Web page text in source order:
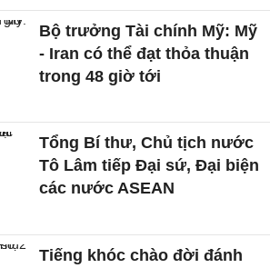
Bộ trưởng Tài chính Mỹ: Mỹ
- Iran có thể đạt thỏa thuận
trong 48 giờ tới
Tổng Bí thư, Chủ tịch nước
Tô Lâm tiếp Đại sứ, Đại biện
các nước ASEAN
Tiếng khóc chào đời đánh